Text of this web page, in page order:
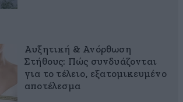
Αυξητική & Ανόρθωση
Στήθους: Πώς συνδυάζονται
για το τέλειο, εξατομικευμένο
αποτέλεσμα